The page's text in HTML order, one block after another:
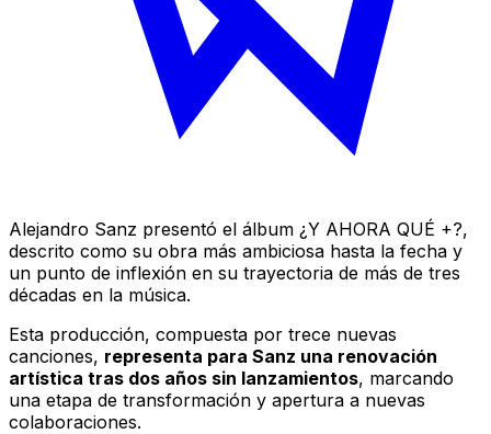
Alejandro Sanz presentó el álbum ¿Y AHORA QUÉ +?,
descrito como su obra más ambiciosa hasta la fecha y
un punto de inflexión en su trayectoria de más de tres
décadas en la música.
Esta producción, compuesta por trece nuevas
canciones, representa para Sanz una renovación
artística tras dos años sin lanzamientos, marcando
una etapa de transformación y apertura a nuevas
colaboraciones.